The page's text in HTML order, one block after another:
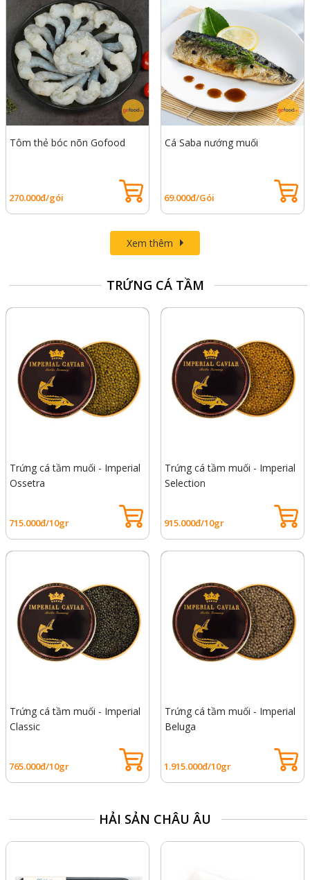
Tôm thẻ bóc nõn Gofood
270.000đ/gói
Cá Saba nướng muối
69.000đ/Gói
Xem thêm
TRỨNG CÁ TẦM
Trứng cá tầm muối - Imperial
Ossetra
715.000đ/10gr
Trứng cá tầm muối - Imperial
Selection
915.000đ/10gr
Trứng cá tầm muối - Imperial
Classic
765.000đ/10gr
Trứng cá tầm muối - Imperial
Beluga
1.915.000đ/10gr
HẢI SẢN CHÂU ÂU